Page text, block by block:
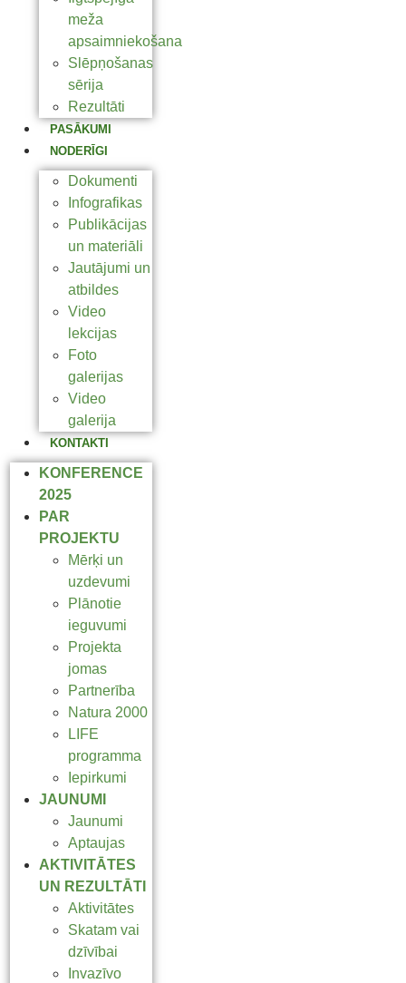
meža
apsaimniekošana
Slēpņošanas
sērija
Rezultāti
PASĀKUMI
NODERĪGI
Dokumenti
Infografikas
Publikācijas
un materiāli
Jautājumi un
atbildes
Video
lekcijas
Foto
galerijas
Video
galerija
KONTAKTI
KONFERENCE
2025
PAR
PROJEKTU
Mērķi un
uzdevumi
Plānotie
ieguvumi
Projekta
jomas
Partnerība
Natura 2000
LIFE
programma
Iepirkumi
JAUNUMI
Jaunumi
Aptaujas
AKTIVITĀTES
UN REZULTĀTI
Aktivitātes
Skatam vai
dzīvībai
Invazīvo